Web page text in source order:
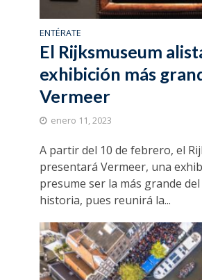
ENTÉRATE
El Rijksmuseum
exhibición más
Vermeer
enero 11, 2023
A partir del 10 de febrero, el
presentará Vermeer, una
presume ser la más grande
historia, pues reunirá la...